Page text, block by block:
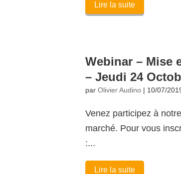
Lire la suite
Webinar – Mise
– Jeudi 24
parOlivier Audino | 10/07/
Venez participez à
marché. Pour vous
:...
Lire la suite